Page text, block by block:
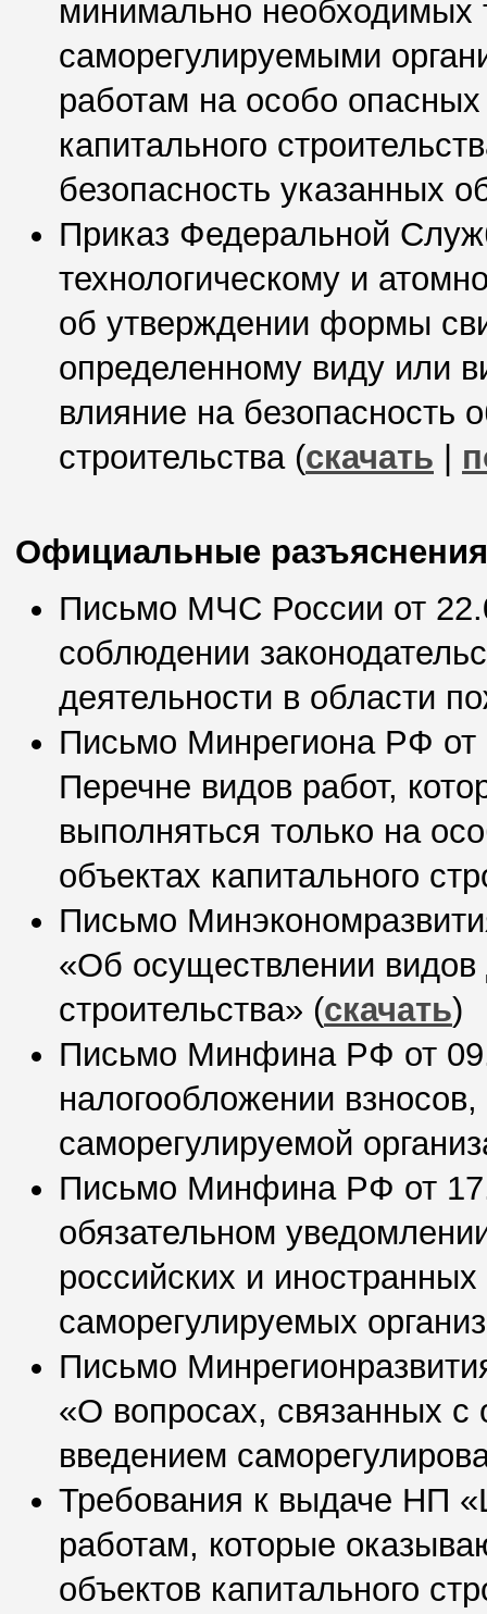
минимально необходимых
саморегулируемыми
работам на особо
капитального
безопасность указанных
Приказ Федеральной
технологическому и
об утверждении формы
определенному виду или
влияние на безопасность
строительства (скачать
Официальные разъяснения
Письмо МЧС России от
соблюдении
деятельности в области
Письмо Минрегиона РФ
Перечне видов работ,
выполняться только на
объектах капитального
Письмо
«Об осуществлении видов
строительства» (скачать)
Письмо Минфина РФ от
налогообложении
саморегулируемой
Письмо Минфина РФ от
обязательном
российских и
саморегулируемых
Письмо
«О вопросах, связанных с
введением
Требования к выдаче НП
работам, которые
объектов капитального